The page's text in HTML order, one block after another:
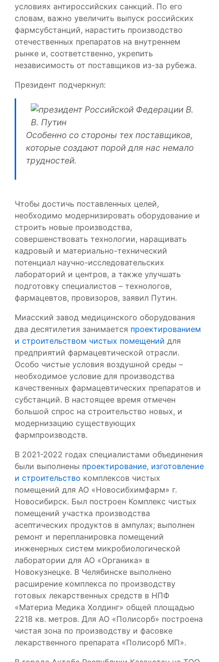
условиях антироссийских санкций. По его
словам, важно увеличить выпуск российских
фармсубстанций, нарастить производство
отечественных препаратов на внутреннем
рынке и, соответственно, укрепить
независимость от поставщиков из-за рубежа.
Президент подчеркнул:
Особенно со стороны тех поставщиков,
которые создают порой для нас немало
трудностей.
Чтобы достичь поставленных целей,
необходимо модернизировать оборудование и
строить новые производства,
совершенствовать технологии, наращивать
кадровый и материально-технический
потенциал научно-исследовательских
лабораторий и центров, а также улучшать
подготовку специалистов – технологов,
фармацевтов, провизоров, заявил Путин.
Миасский завод медицинского оборудования
два десятилетия занимается проектированием
и строительством чистых помещений для
предприятий фармацевтической отрасли.
Особо чистые условия воздушной среды –
необходимое условие для производства
качественных фармацевтических препаратов и
субстанций. В настоящее время отмечен
большой спрос на строительство новых, и
модернизацию существующих
фармпроизводств.
В 2021-2022 годах специалистами объединения
были выполнены проектирование, изготовление
и строительство комплексов чистых
помещений для АО «Новосибхимфарм» г.
Новосибирск. Был построен Комплекс чистых
помещений участка производства
асептических продуктов в ампулах; выполнен
ремонт и перепланировка помещений
инженерных систем микробиологической
лаборатории для АО «Органика» в
Новокузнецке. В Челябинске выполнено
расширение комплекса по производству
готовых лекарственных средств в НПФ
«Материа Медика Холдинг» общей площадью
2218 кв. метров. Для АО «Полисорб» построена
чистая зона по производству и фасовке
лекарственного препарата «Полисорб МП».